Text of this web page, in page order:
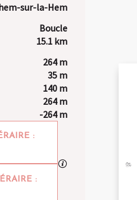
sur-la-Hem
Boucle
15.1 km
264 m
35 m
140 m
264 m
-264 m
:
:
Met GPX / KML-